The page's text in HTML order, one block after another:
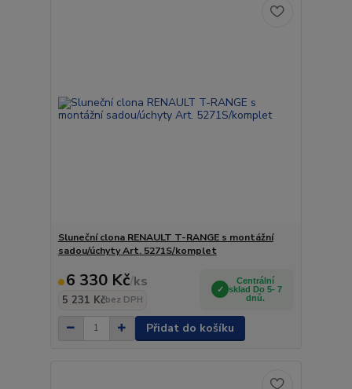
Sluneční clona RENAULT T-RANGE s montážní
sadou/úchyty Art. 5271S/komplet
6 330 Kč/ks
5 231 Kčbez DPH
Centrální
sklad Do 5- 7
dnů.
Přidat do košíku